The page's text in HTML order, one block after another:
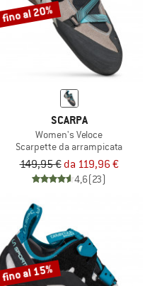
fino al 20%
SCARPA
Women's Veloce
Scarpette da arrampicata
149,95 € da 119,96 €
4,6(23)
fino al 15%